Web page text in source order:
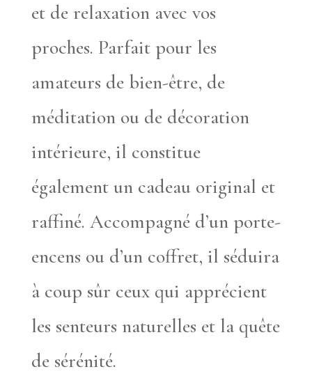
et de relaxation avec vos
proches. Parfait pour les
amateurs de bien-être, de
méditation ou de décoration
intérieure, il constitue
également un cadeau original et
raffiné. Accompagné d’un porte-
encens ou d’un coffret, il séduira
à coup sûr ceux qui apprécient
les senteurs naturelles et la quête
de sérénité.